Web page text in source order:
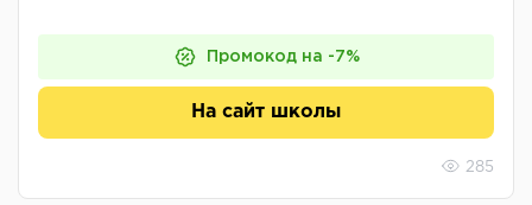
Промокод на -7%
На сайт школы
285